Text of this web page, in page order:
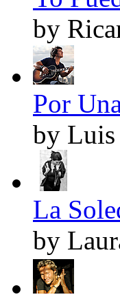
by
Por
by Luis
La
by